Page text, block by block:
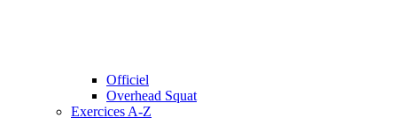
Officiel
Overhead Squat
Exercices A-Z